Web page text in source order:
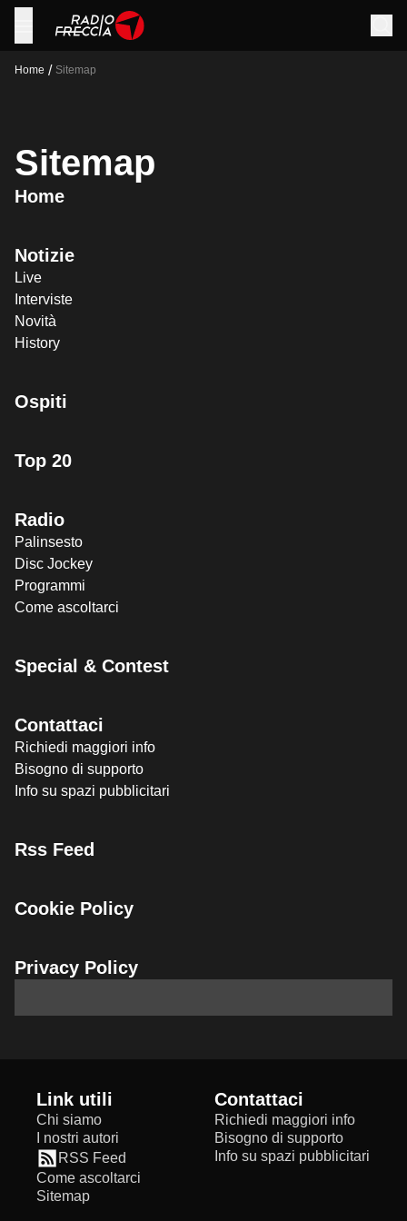
Home / Sitemap
Sitemap
Home
Notizie
Live
Interviste
Novità
History
Ospiti
Top 20
Radio
Palinsesto
Disc Jockey
Programmi
Come ascoltarci
Special & Contest
Contattaci
Richiedi maggiori info
Bisogno di supporto
Info su spazi pubblicitari
Rss Feed
Cookie Policy
Privacy Policy
Link utili
Chi siamo
I nostri autori
RSS Feed
Come ascoltarci
Sitemap
Contattaci
Richiedi maggiori info
Bisogno di supporto
Info su spazi pubblicitari